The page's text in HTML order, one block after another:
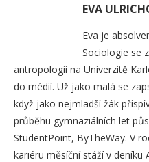
EVA
Eva je
Sociologie se
antropologii na Univerzitě
do médií. Už jako malá se
když jako nejmladší žák
průběhu gymnaziálních let
StudentPoint, ByTheWay. V
kariéru měsíční stáží v deníku